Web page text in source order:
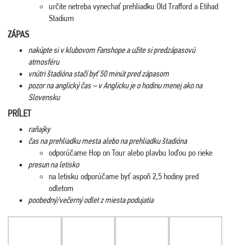
určite netreba vynechať prehliadku Old Trafford a Etihad
Stadium
ZÁPAS
nakúpte si v klubovom Fanshope a užite si predzápasovú
atmosféru
vnútri štadióna stačí byť 50 minút pred zápasom
pozor na anglický čas – v Anglicku je o hodinu menej ako na
Slovensku
PRÍLET
raňajky
čas na prehliadku mesta alebo na prehliadku štadióna
odporúčame Hop on Tour alebo plavbu loďou po rieke
presun na letisko
na letisku odporúčame byť aspoň 2,5 hodiny pred
odletom
poobedný/večerný odlet z miesta podujatia